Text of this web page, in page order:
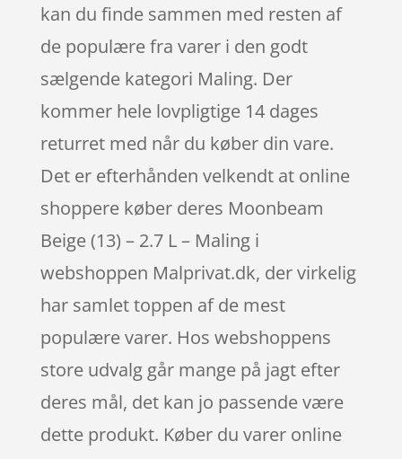
kan du finde sammen med resten af
de populære fra varer i den godt
sælgende kategori Maling. Der
kommer hele lovpligtige 14 dages
returret med når du køber din vare.
Det er efterhånden velkendt at online
shoppere køber deres Moonbeam
Beige (13) – 2.7 L – Maling i
webshoppen Malprivat.dk, der virkelig
har samlet toppen af de mest
populære varer. Hos webshoppens
store udvalg går mange på jagt efter
deres mål, det kan jo passende være
dette produkt. Køber du varer online